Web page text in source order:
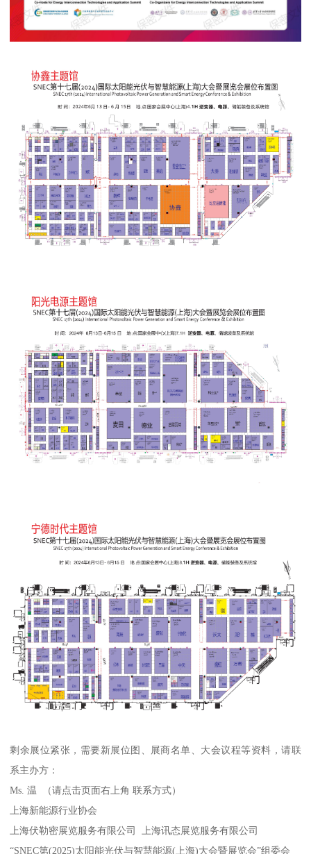
剩余展位紧张，需要新展位图、展商名单、大会议程等资料，请联
系主办方：
Ms. 温 （请点击页面右上角 联系方式）
上海新能源行业协会
上海伏勒密展览服务有限公司 上海讯态展览服务有限公司
“SNEC第(2025)太阳能光伏与智慧能源(上海)大会暨展览会”组委会